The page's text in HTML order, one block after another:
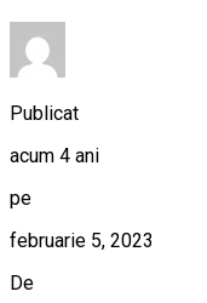
Publicat
acum 4 ani
pe
februarie 5, 2023
De